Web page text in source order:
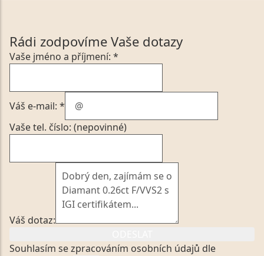
Rádi zodpovíme Vaše dotazy
Vaše jméno a příjmení: *
Váš e-mail: *
Vaše tel. číslo: (nepovinné)
Váš dotaz:
Souhlasím se zpracováním osobních údajů dle